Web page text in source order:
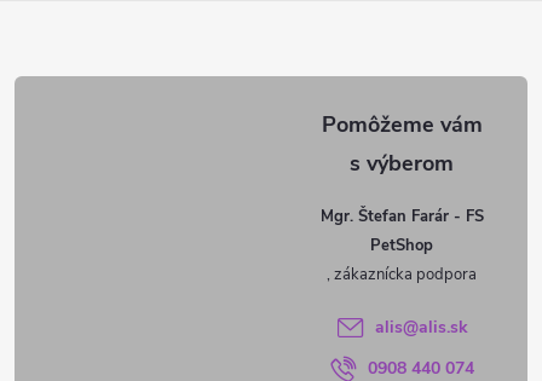
á
Mgr. Štefan Farár - FS
PetShop
alis@alis.sk
0908 440 074